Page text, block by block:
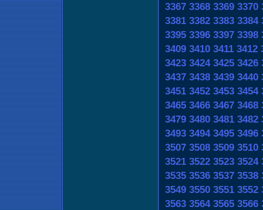
3367 3368 3369 3370
3381 3382 3383 3384
3395 3396 3397 3398
3409 3410 3411 3412
3423 3424 3425 3426
3437 3438 3439 3440
3451 3452 3453 3454
3465 3466 3467 3468
3479 3480 3481 3482
3493 3494 3495 3496
3507 3508 3509 3510
3521 3522 3523 3524
3535 3536 3537 3538
3549 3550 3551 3552
3563 3564 3565 3566